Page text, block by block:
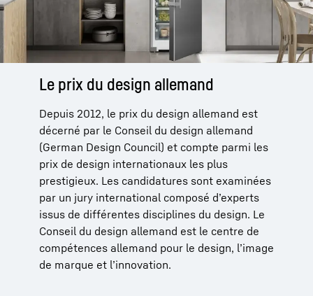
Le prix du design allemand
Depuis 2012, le prix du design allemand est
décerné par le Conseil du design allemand
(German Design Council) et compte parmi les
prix de design internationaux les plus
prestigieux. Les candidatures sont examinées
par un jury international composé d’experts
issus de différentes disciplines du design. Le
Conseil du design allemand est le centre de
compétences allemand pour le design, l’image
de marque et l’innovation.